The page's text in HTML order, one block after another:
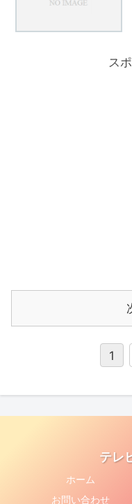
ス
1
テレ
ホーム
お問い合わせ